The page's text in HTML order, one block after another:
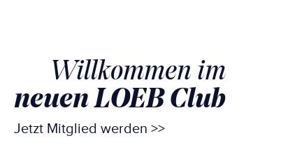
Willkommen im
neuen LOEB Club
Jetzt Mitglied werden >>